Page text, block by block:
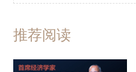
推荐阅读